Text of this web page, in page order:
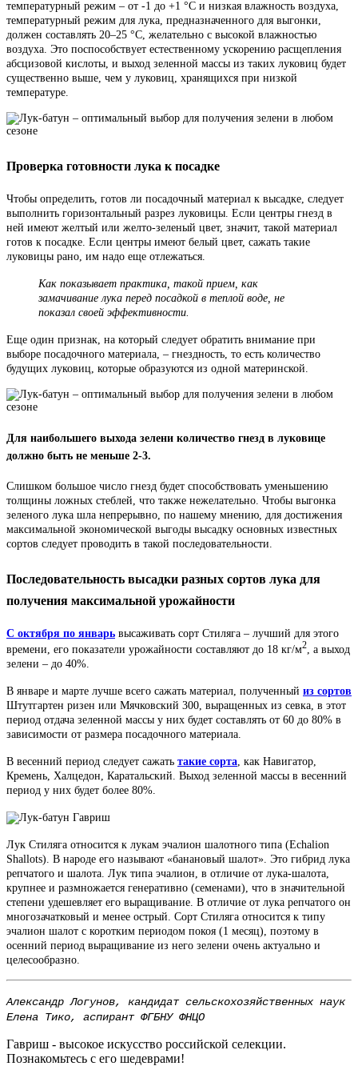
температурный режим – от -1 до +1 °С и низкая влажность воздуха,
температурный режим для лука, предназначенного для выгонки,
должен составлять 20–25 °С, желательно с высокой влажностью
воздуха. Это поспособствует естественному ускорению расщепления
абсцизовой кислоты, и выход зеленной массы из таких луковиц будет
существенно выше, чем у луковиц, хранящихся при низкой
температуре.
Проверка готовности лука к посадке
Чтобы определить, готов ли посадочный материал к высадке, следует
выполнить горизонтальный разрез луковицы. Если центры гнезд в
ней имеют желтый или желто-зеленый цвет, значит, такой материал
готов к посадке. Если центры имеют белый цвет, сажать такие
луковицы рано, им надо еще отлежаться.
Как показывает практика, такой прием, как
замачивание лука перед посадкой в теплой воде, не
показал своей эффективности.
Еще один признак, на который следует обратить внимание при
выборе посадочного материала, – гнездность, то есть количество
будущих луковиц, которые образуются из одной материнской.
Для наибольшего выхода зелени количество гнезд в луковице
должно быть не меньше 2-3.
Слишком большое число гнезд будет способствовать уменьшению
толщины ложных стеблей, что также нежелательно. Чтобы выгонка
зеленого лука шла непрерывно, по нашему мнению, для достижения
максимальной экономической выгоды высадку основных известных
сортов следует проводить в такой последовательности.
Последовательность высадки разных сортов лука для
получения максимальной урожайности
С октября по январь высаживать сорт Стиляга – лучший для этого
времени, его показатели урожайности составляют до 18 кг/м2 , а выход
зелени – до 40%.
В январе и марте лучше всего сажать материал, полученный из сортов
Штутгартен ризен или Мячковский 300, выращенных из севка, в этот
период отдача зеленной массы у них будет составлять от 60 до 80% в
зависимости от размера посадочного материала.
В весенний период следует сажать такие сорта , как Навигатор,
Кремень, Халцедон, Каратальский. Выход зеленной массы в весенний
период у них будет более 80%.
Лук Стиляга относится к лукам эчалион шалотного типа (Echalion
Shallots). В народе его называют «банановый шалот». Это гибрид лука
репчатого и шалота. Лук типа эчалион, в отличие от лука-шалота,
крупнее и размножается генеративно (семенами), что в значительной
степени удешевляет его выращивание. В отличие от лука репчатого он
многозачатковый и менее острый. Сорт Стиляга относится к типу
эчалион шалот с коротким периодом покоя (1 месяц), поэтому в
осенний период выращивание из него зелени очень актуально и
целесообразно.
Александр Логунов, кандидат сельскохозяйственных наук
Елена Тико, аспирант ФГБНУ ФНЦО
Гавриш - высокое искусство российской селекции.
Познакомьтесь с его шедеврами!